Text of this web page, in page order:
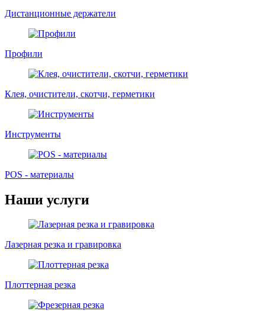
Дистанционные держатели
Профили
Клея, очистители, скотчи, герметики
Инструменты
POS - материалы
Наши услуги
Лазерная резка и гравировка
Плоттерная резка